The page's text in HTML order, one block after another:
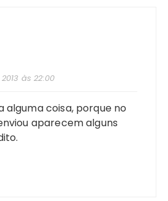
às 22:00
alguma coisa, porque no
aparecem alguns